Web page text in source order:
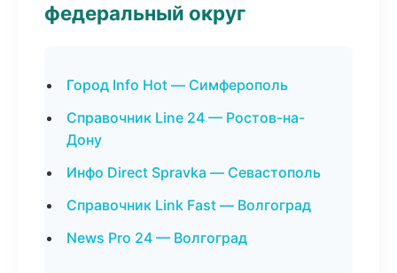
федеральный округ
Город Info Hot — Симферополь
Справочник Line 24 — Ростов-на-
Дону
Инфо Direct Spravka — Севастополь
Справочник Link Fast — Волгоград
News Pro 24 — Волгоград